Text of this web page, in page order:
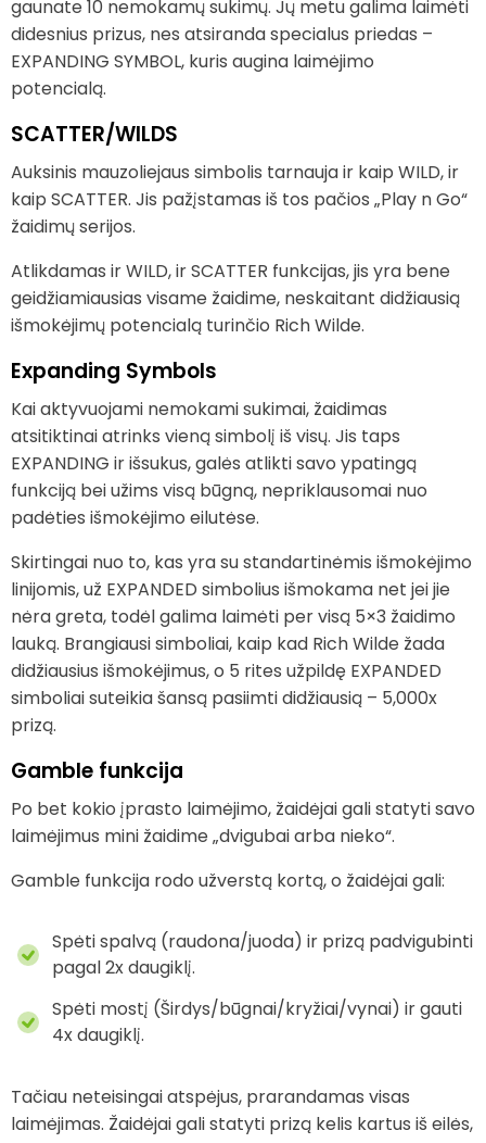
gaunate 10 nemokamų sukimų. Jų metu galima laimėti
didesnius prizus, nes atsiranda specialus priedas –
EXPANDING SYMBOL, kuris augina laimėjimo
potencialą.
SCATTER/WILDS
Auksinis mauzoliejaus simbolis tarnauja ir kaip WILD, ir
kaip SCATTER. Jis pažįstamas iš tos pačios „Play n Go“
žaidimų serijos.
Atlikdamas ir WILD, ir SCATTER funkcijas, jis yra bene
geidžiamiausias visame žaidime, neskaitant didžiausią
išmokėjimų potencialą turinčio Rich Wilde.
Expanding Symbols
Kai aktyvuojami nemokami sukimai, žaidimas
atsitiktinai atrinks vieną simbolį iš visų. Jis taps
EXPANDING ir išsukus, galės atlikti savo ypatingą
funkciją bei užims visą būgną, nepriklausomai nuo
padėties išmokėjimo eilutėse.
Skirtingai nuo to, kas yra su standartinėmis išmokėjimo
linijomis, už EXPANDED simbolius išmokama net jei jie
nėra greta, todėl galima laimėti per visą 5×3 žaidimo
lauką. Brangiausi simboliai, kaip kad Rich Wilde žada
didžiausius išmokėjimus, o 5 rites užpildę EXPANDED
simboliai suteikia šansą pasiimti didžiausią – 5,000x
prizą.
Gamble funkcija
Po bet kokio įprasto laimėjimo, žaidėjai gali statyti savo
laimėjimus mini žaidime „dvigubai arba nieko“.
Gamble funkcija rodo užverstą kortą, o žaidėjai gali:
Spėti spalvą (raudona/juoda) ir prizą padvigubinti
pagal 2x daugiklį.
Spėti mostį (Širdys/būgnai/kryžiai/vynai) ir gauti
4x daugiklį.
Tačiau neteisingai atspėjus, prarandamas visas
laimėjimas. Žaidėjai gali statyti prizą kelis kartus iš eilės,